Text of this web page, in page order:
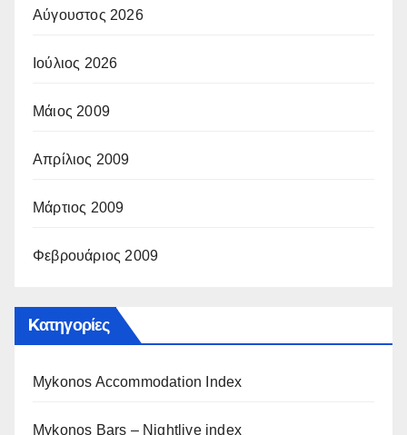
Αύγουστος 2026
Ιούλιος 2026
Μάιος 2009
Απρίλιος 2009
Μάρτιος 2009
Φεβρουάριος 2009
Kατηγορίες
Mykonos Accommodation Index
Mykonos Bars – Nightlive index